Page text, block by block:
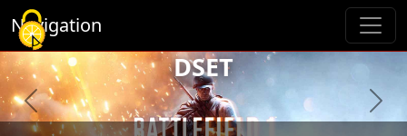
Navigation
Previous Next
DSET
Cookie-Einstellungen